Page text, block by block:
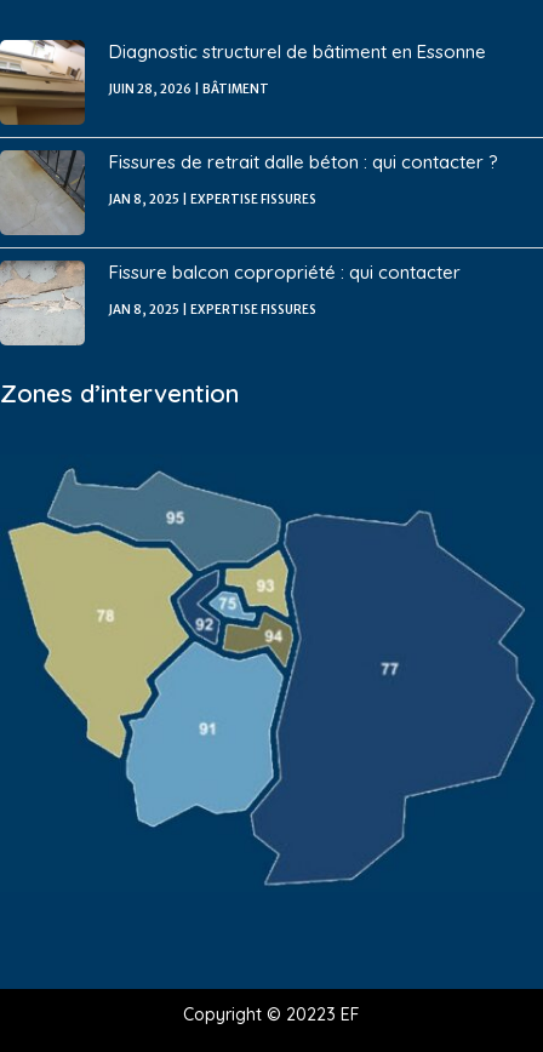
Diagnostic structurel de bâtiment en Essonne
JUIN 28, 2026 BÂTIMENT
Fissures de retrait dalle béton : qui contacter ?
JAN 8, 2025 EXPERTISE FISSURES
Fissure balcon copropriété : qui contacter
JAN 8, 2025 EXPERTISE FISSURES
Zones d’intervention
Copyright © 20223 EF